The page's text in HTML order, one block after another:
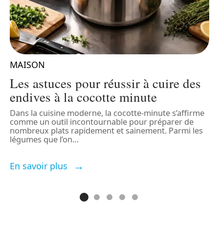
MAISON
Les astuces pour réussir à cuire des
endives à la cocotte minute
Dans la cuisine moderne, la cocotte-minute s’affirme
comme un outil incontournable pour préparer de
nombreux plats rapidement et sainement. Parmi les
légumes que l’on…
En savoir plus